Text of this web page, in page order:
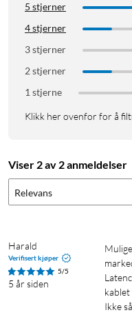
Gamingfunksjoner
Logitech G915 er utstyrt
optimalisere det for
tastene du ikke vil skal
Ekstra knapper og
Tastaturet har 5 ekstra
5 stjerner
4 stjerner
3 stjerner
2 stjerner
1 stjerne
Klikk her ovenfor for å
Viser 2 av 2 anmeldelser
Relevans
Harald
Verifisert kjøper
5/5
5 år siden
Muligens det beste trådløse tastaturet på
Ikke